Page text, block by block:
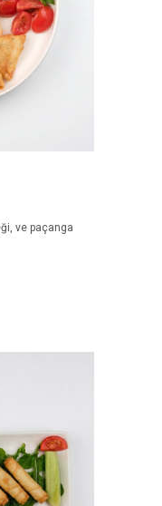
ve paçanga